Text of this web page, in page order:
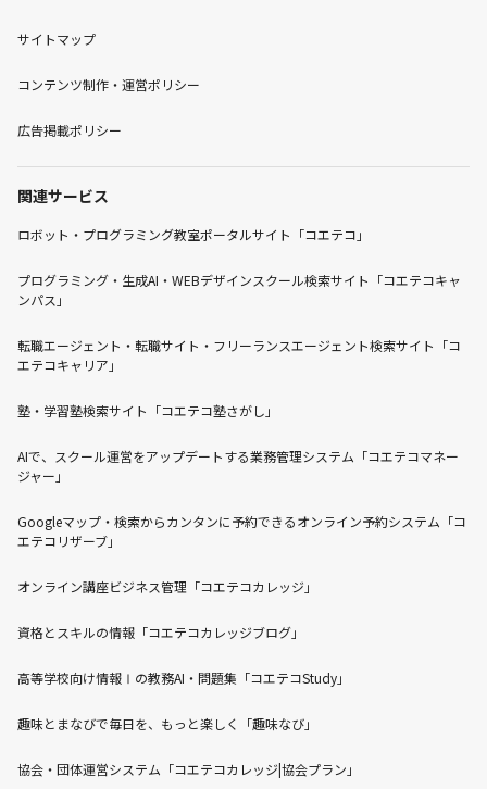
サイトマップ
コンテンツ制作・運営ポリシー
広告掲載ポリシー
関連サービス
ロボット・プログラミング教室ポータルサイト「コエテコ」
プログラミング・生成AI・WEBデザインスクール検索サイト「コエテコキャ
ンパス」
転職エージェント・転職サイト・フリーランスエージェント検索サイト「コ
エテコキャリア」
塾・学習塾検索サイト「コエテコ塾さがし」
AIで、スクール運営をアップデートする業務管理システム「コエテコマネー
ジャー」
Googleマップ・検索からカンタンに予約できるオンライン予約システム「コ
エテコリザーブ」
オンライン講座ビジネス管理「コエテコカレッジ」
資格とスキルの情報「コエテコカレッジブログ」
高等学校向け情報Ⅰの教務AI・問題集「コエテコStudy」
趣味とまなびで毎日を、もっと楽しく「趣味なび」
協会・団体運営システム「コエテコカレッジ|協会プラン」